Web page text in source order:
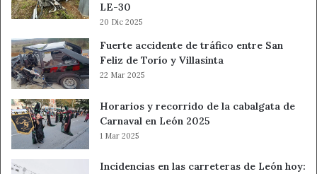
LE-30
20 Dic 2025
Fuerte accidente de tráfico entre San
Feliz de Torío y Villasinta
22 Mar 2025
Horarios y recorrido de la cabalgata de
Carnaval en León 2025
1 Mar 2025
Incidencias en las carreteras de León hoy: